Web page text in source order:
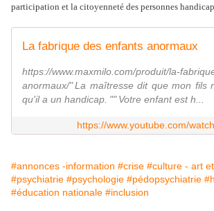
participation et la citoyenneté des personnes
La fabrique des enfants anormaux
https://www.maxmilo.com/produit/la-
anormaux/" La maîtresse dit que mon fils
qu'il a un handicap. "" Votre enfant est h...
https://www.youtube.com/
#annonces -information #crise #culture - art
#psychiatrie #psychologie #pédopsychiatrie
#éducation nationale #inclusion